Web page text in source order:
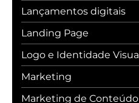
Lançamentos digitais
Landing Page
Logo e Identidade Visual
Marketing
Marketing de Conteúdo